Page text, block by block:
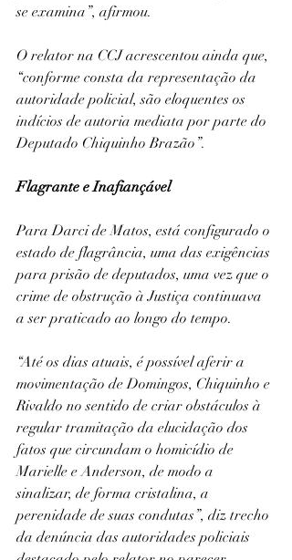
se examina”, afirmou.
O relator na CCJ acrescentou ainda que,
“conforme consta da representação da
autoridade policial, são eloquentes os
indícios de autoria mediata por parte do
Deputado Chiquinho Brazão”.
Flagrante e Inafiançável
Para Darci de Matos, está configurado o
estado de flagrância, uma das exigências
para prisão de deputados, uma vez que o
crime de obstrução à Justiça continuava
a ser praticado ao longo do tempo.
“Até os dias atuais, é possível aferir a
movimentação de Domingos, Chiquinho e
Rivaldo no sentido de criar obstáculos à
regular tramitação da elucidação dos
fatos que circundam o homicídio de
Marielle e Anderson, de modo a
sinalizar, de forma cristalina, a
perenidade de suas condutas”, diz trecho
da denúncia das autoridades policiais